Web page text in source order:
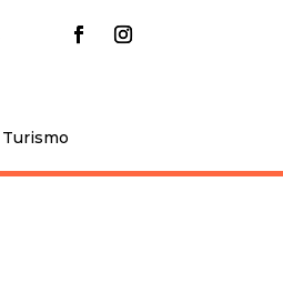
Turismo